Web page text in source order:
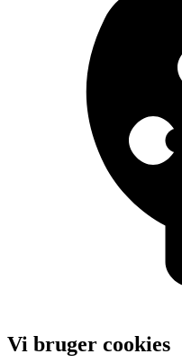
Vi bruger cookies